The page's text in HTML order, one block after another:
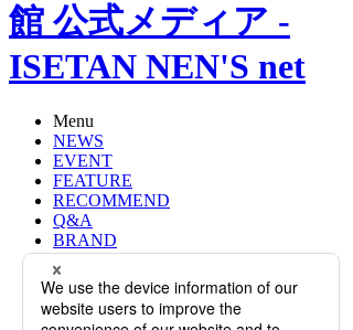
館 公式メディア -
ISETAN NEN'S net
Menu
NEWS
EVENT
FEATURE
RECOMMEND
Q&A
BRAND
FLOOR
RANKING
ONLINE STORE
SERVICE